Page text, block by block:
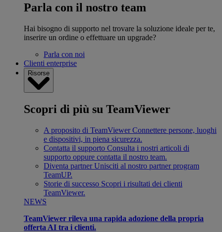
Parla con il nostro team
Hai bisogno di supporto nel trovare la soluzione ideale per te,
inserire un ordine o effettuare un upgrade?
Parla con noi
Clienti enterprise
Risorse
Scopri di più su TeamViewer
A proposito di TeamViewer Connettere persone, luoghi
e dispositivi, in piena sicurezza.
Contatta il supporto Consulta i nostri articoli di
supporto oppure contatta il nostro team.
Diventa partner Unisciti al nostro partner program
TeamUP.
Storie di successo Scopri i risultati dei clienti
TeamViewer.
NEWS
TeamViewer rileva una rapida adozione della propria
offerta AI tra i clienti.